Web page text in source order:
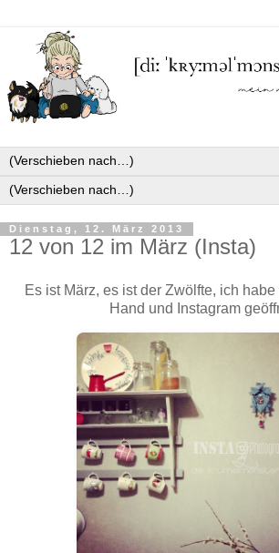
Dienstag, 12. März 2013
12 von 12 im März (Insta)
Es ist März, es ist der Zwölfte, ich
Hand und Instagram